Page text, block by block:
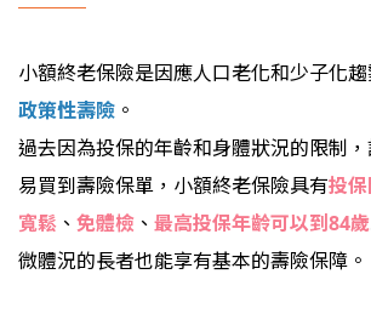
小額終老保險是因應人口老化和少子化
政策性壽險 。
過去因為投保的年齡和身體狀況的限制
易買到壽險保單，小額終老保險具有投
寬鬆 、 免體檢 、 最高投保年齡可以到84歲
微體況的長者也能享有基本的壽險保障。